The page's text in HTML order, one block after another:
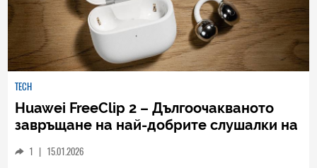
TECH
Huawei FreeClip 2 – Дългоочакваното
завръщане на най-добрите слушалки на
1 | 15.01.2026